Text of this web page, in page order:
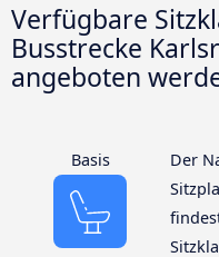
Verfügbare
Busstrecke
angeboten
Basis
Der